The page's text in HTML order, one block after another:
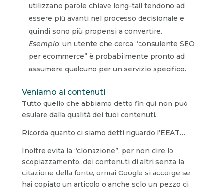
utilizzano parole chiave long-tail tendono ad
essere più avanti nel processo decisionale e
quindi sono più propensi a convertire.
Esempio: un utente che cerca “consulente SEO
per ecommerce” è probabilmente pronto ad
assumere qualcuno per un servizio specifico.
Veniamo ai contenuti
Tutto quello che abbiamo detto fin qui non può
esulare dalla qualità dei tuoi contenuti.
Ricorda quanto ci siamo detti riguardo l’EEAT…
Inoltre evita la “clonazione”, per non dire lo
scopiazzamento, dei contenuti di altri senza la
citazione della fonte, ormai Google si accorge se
hai copiato un articolo o anche solo un pezzo di